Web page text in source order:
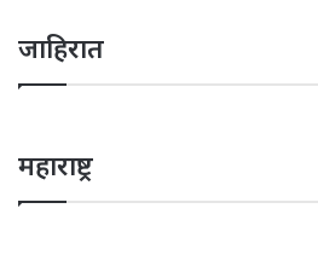
जाहिरात
महाराष्ट्र